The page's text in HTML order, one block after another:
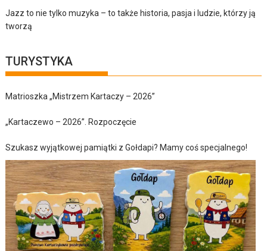
Jazz to nie tylko muzyka – to także historia, pasja i ludzie, którzy ją
tworzą
TURYSTYKA
Matrioszka „Mistrzem Kartaczy – 2026”
„Kartaczewo – 2026”. Rozpoczęcie
Szukasz wyjątkowej pamiątki z Gołdapi? Mamy coś specjalnego!